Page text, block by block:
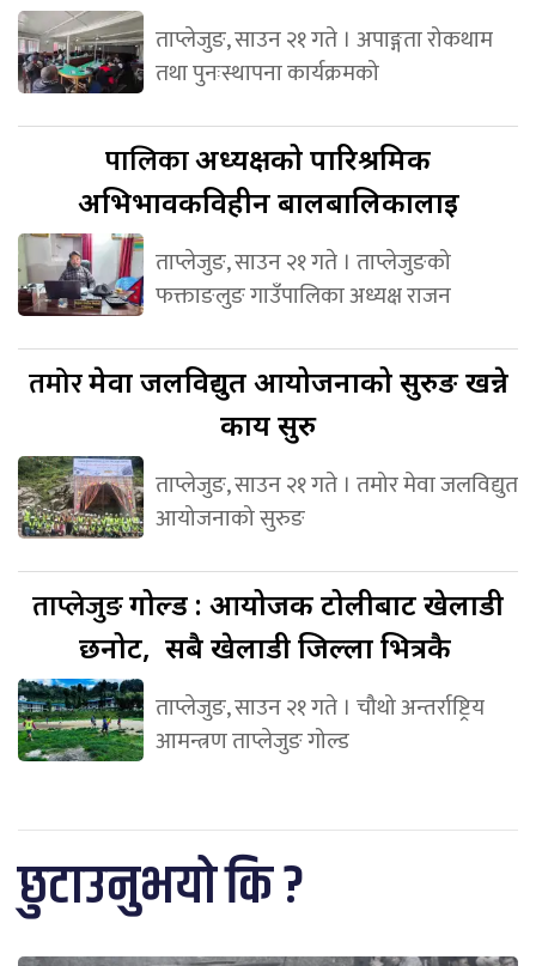
ताप्लेजुङ, साउन २१ गते । अपाङ्गता रोकथाम
तथा पुनःस्थापना कार्यक्रमको
पालिकाअध्यक्षको पारिश्रमिक
अभिभावकविहीन बालबालिकालाई
ताप्लेजुङ, साउन २१ गते । ताप्लेजुङको
फक्ताङलुङ गाउँपालिका अध्यक्ष राजन
तमोरमेवा जलविद्युत आयोजनाको सुरुङ खन्ने
कार्य सुरु
ताप्लेजुङ, साउन २१ गते । तमोर मेवा जलविद्युत
आयोजनाको सुरुङ
ताप्लेजुङगोल्ड : आयोजक टोलीबाट खेलाडी
छनोट, सबै खेलाडी जिल्ला भित्रकै
ताप्लेजुङ, साउन २१ गते । चौथो अन्तर्राष्ट्रिय
आमन्त्रण ताप्लेजुङ गोल्ड
छुटाउनुभयो कि ?